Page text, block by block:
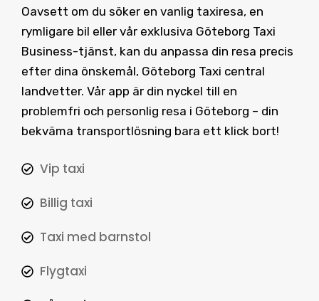
Oavsett om du söker en vanlig taxiresa, en
rymligare bil eller vår exklusiva Göteborg Taxi
Business-tjänst, kan du anpassa din resa precis
efter dina önskemål, Göteborg Taxi central
landvetter. Vår app är din nyckel till en
problemfri och personlig resa i Göteborg – din
bekväma transportlösning bara ett klick bort!
Vip taxi
Billig taxi
Taxi med barnstol
Flygtaxi